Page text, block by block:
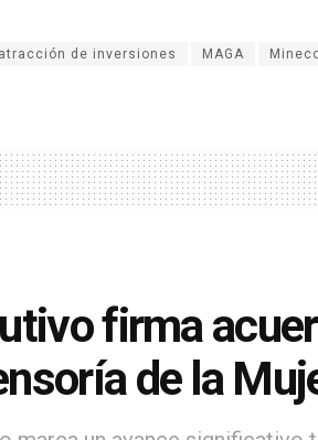
atracción de inversiones MAGA
firma
de la